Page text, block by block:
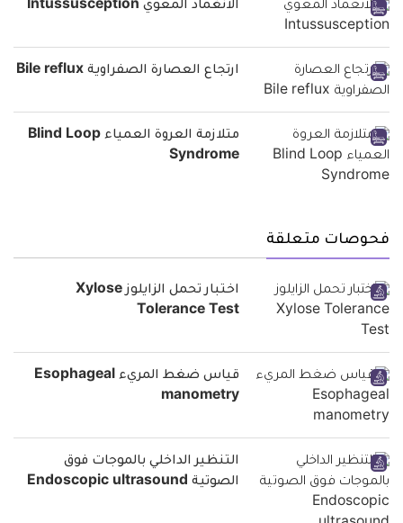
الانغماد المعوي Intussusception
ارتجاع العصارة الصفراوية Bile reflux
متلازمة العروة العمياء Blind Loop
Syndrome
فحوصات متعلقة
اختبار تحمل الزايلوز Xylose
Tolerance Test
قياس ضغط المريء Esophageal
manometry
التنظير الداخلي بالموجات فوق
الصوتية Endoscopic ultrasound